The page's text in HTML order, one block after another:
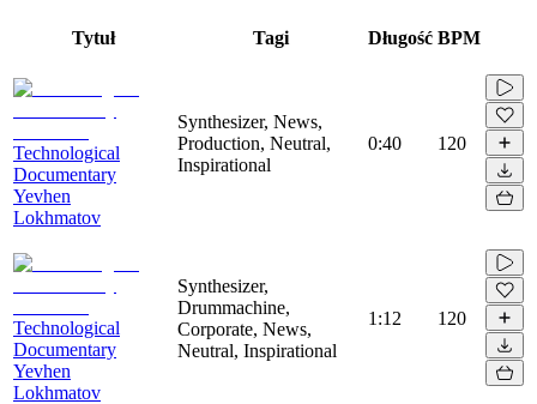
Tytuł Tagi Długość BPM
Technological
Documentary
Yevhen
Lokhmatov
Synthesizer, News,
Production, Neutral,
Inspirational
0:40 120
Technological
Documentary
Yevhen
Lokhmatov
Synthesizer,
Drummachine,
Corporate, News,
Neutral, Inspirational
1:12 120